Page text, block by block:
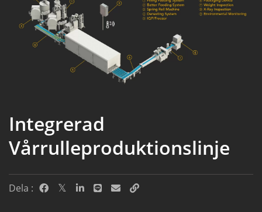
Integrerad
Vårrulleproduktionslinje
Dela :